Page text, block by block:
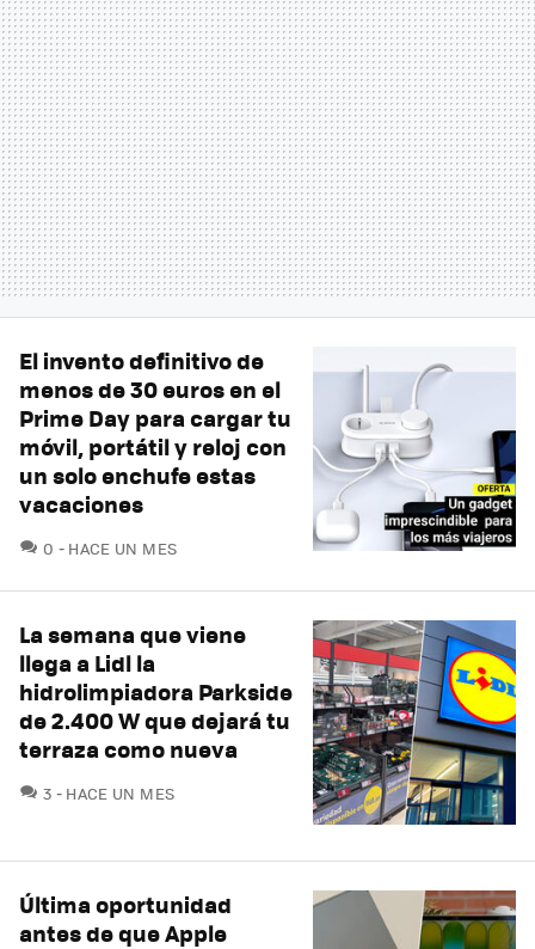
El invento definitivo de
menos de 30 euros en el
Prime Day para cargar tu
móvil, portátil y reloj con
un solo enchufe estas
vacaciones
0 COMENTARIOS
HACE UN MES
La semana que viene
llega a Lidl la
hidrolimpiadora Parkside
de 2.400 W que dejará tu
terraza como nueva
3 COMENTARIOS
HACE UN MES
Última oportunidad
antes de que Apple